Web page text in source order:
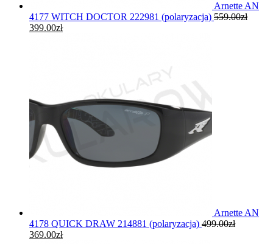
Arnette AN
4177 WITCH DOCTOR 222981 (polaryzacja) 559.00zł
399.00zł
Arnette AN
4178 QUICK DRAW 214881 (polaryzacja) 499.00zł
369.00zł